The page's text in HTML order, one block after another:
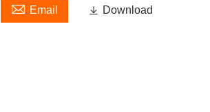
 Email  Download